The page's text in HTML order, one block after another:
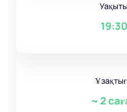
Уақыты
19:30
~ 2